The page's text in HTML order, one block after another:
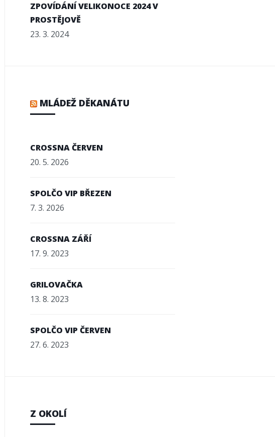
ZPOVÍDÁNÍ VELIKONOCE 2024 V
PROSTĚJOVĚ
23. 3. 2024
MLÁDEŽ DĚKANÁTU
CROSSNA ČERVEN
20. 5. 2026
SPOLČO VIP BŘEZEN
7. 3. 2026
CROSSNA ZÁŘÍ
17. 9. 2023
GRILOVAČKA
13. 8. 2023
SPOLČO VIP ČERVEN
27. 6. 2023
Z OKOLÍ